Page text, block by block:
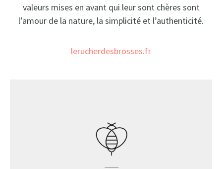
valeurs mises en avant qui leur sont chères sont
l’amour de la nature, la simplicité et l’authenticité.
lerucherdesbrosses.fr